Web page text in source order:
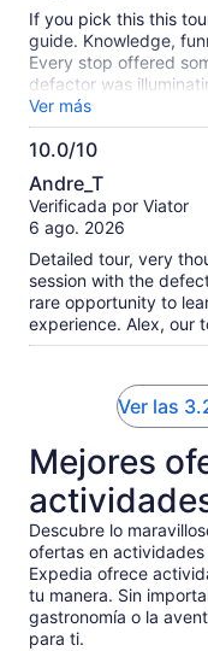
If you pick this this
guide. Knowledge,
Every stop offered
defactor was
wonderful viewe, the
never before had.
worth it.
Ver más
10.0/10
10.0
de
10
Andre_T
Verificada por Viator
6 ago. 2026
Detailed tour, very
session with the
rare opportunity to
experience. Alex, our
Ver las
Mejores
Descubre lo
ofertas en
Expedia ofrece
tu manera. Sin
gastronomía o la
para ti.